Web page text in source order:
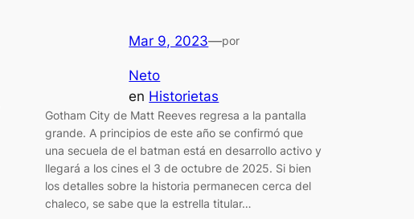
Mar 9, 2023—por
Neto
en Historietas
Gotham City de Matt Reeves regresa a la pantalla
grande. A principios de este año se confirmó que
una secuela de el batman está en desarrollo activo y
llegará a los cines el 3 de octubre de 2025. Si bien
los detalles sobre la historia permanecen cerca del
chaleco, se sabe que la estrella titular…